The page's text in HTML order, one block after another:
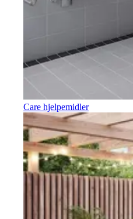
Care hjelpemidler